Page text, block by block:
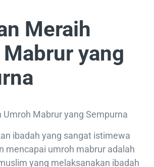
Meraih
yang
Umroh Mabrur yang Sempurna
ibadah yang sangat istimewa
mencapai umroh mabrur adalah
yang melaksanakan ibadah